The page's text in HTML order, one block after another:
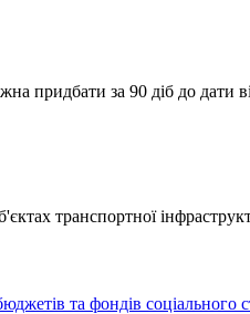
придбати за 90 діб до дати
транспортної
та фондів